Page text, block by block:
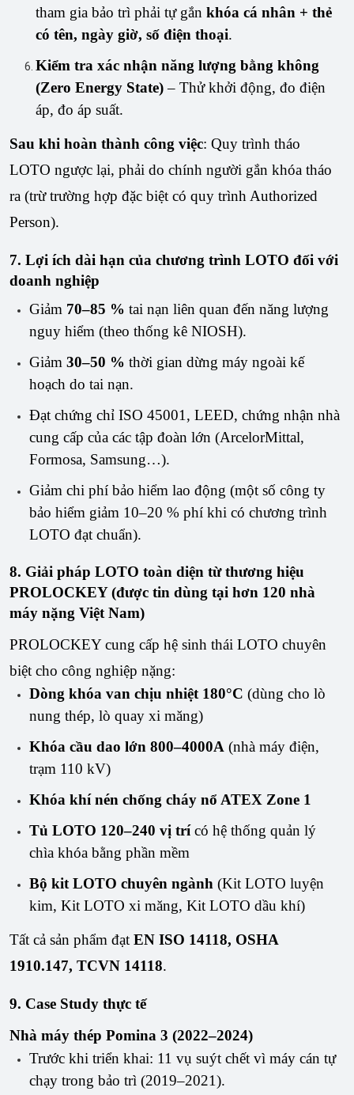
tham gia bảo trì phải tự gắnkhóa cá nhân + thẻ
có tên, ngày giờ, số điện thoại.
Kiểm tra xác nhận năng lượng bằng không
(Zero Energy State)– Thử khởi động, đo điện
áp, đo áp suất.
Sau khi hoàn thành công việc: Quy trình tháo
LOTO ngược lại, phải do chính người gắn khóa tháo
ra (trừ trường hợp đặc biệt có quy trình Authorized
Person).
7. Lợi ích dài hạn của chương trình LOTO đối với
doanh nghiệp
Giảm 70–85 % tai nạn liên quan đến năng lượng
nguy hiểm (theo thống kê NIOSH).
Giảm30–50 % thời gian dừng máy ngoài kế
hoạch do tai nạn.
Đạt chứng chỉ ISO 45001, LEED, chứng nhận nhà
cung cấp của các tập đoàn lớn (ArcelorMittal,
Formosa, Samsung…).
Giảm chi phí bảo hiểm lao động (một số công ty
bảo hiểm giảm 10–20 % phí khi có chương trình
LOTO đạt chuẩn).
8. Giải pháp LOTO toàn diện từ thương hiệu
PROLOCKEY (được tin dùng tại hơn 120 nhà
máy nặng Việt Nam)
PROLOCKEY cung cấp hệ sinh thái LOTO chuyên
biệt cho công nghiệp nặng:
Dòng khóa van chịu nhiệt 180°C (dùng cho lò
nung thép, lò quay xi măng)
Khóa cầu dao lớn 800–4000A (nhà máy điện,
trạm 110 kV)
Khóa khí nén chống cháy nổ ATEX Zone 1
Tủ LOTO 120–240 vị trícó hệ thống quản lý
chìa khóa bằng phần mềm
Bộ kit LOTO chuyên ngành (Kit LOTO luyện
kim, Kit LOTO xi măng, Kit LOTO dầu khí)
Tất cả sản phẩm đạt EN ISO 14118, OSHA
1910.147, TCVN 14118.
9. Case Study thực tế
Nhà máy thép Pomina 3 (2022–2024)
Trước khi triển khai: 11 vụ suýt chết vì máy cán tự
chạy trong bảo trì (2019–2021).